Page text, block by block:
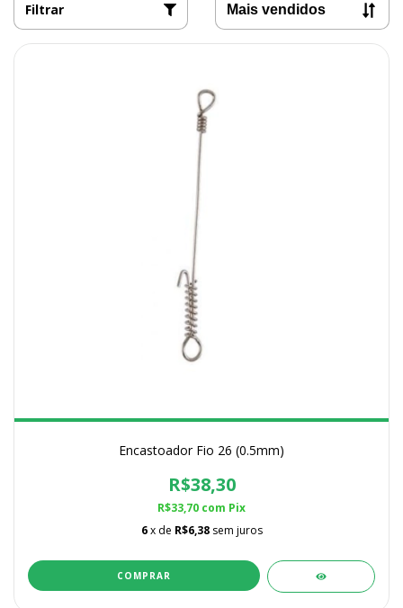
Filtrar
Encastoador Fio 26 (0.5mm)
R$38,30
R$33,70 com Pix
6 x de R$6,38 sem juros
COMPRAR